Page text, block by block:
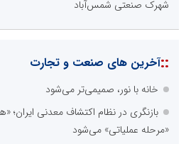
شهرک صنعتی شمس‌آباد
::آخرین های صنعت و تجارت
خانه با نور، صمیمی‌تر می‌شود
بازنگری در نظام اکتشاف معدنی ایران؛
«مرحله عملیاتی» می‌شود